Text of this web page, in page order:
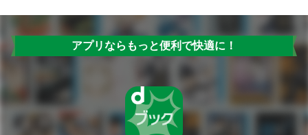
アプリならもっと便利で快適に！